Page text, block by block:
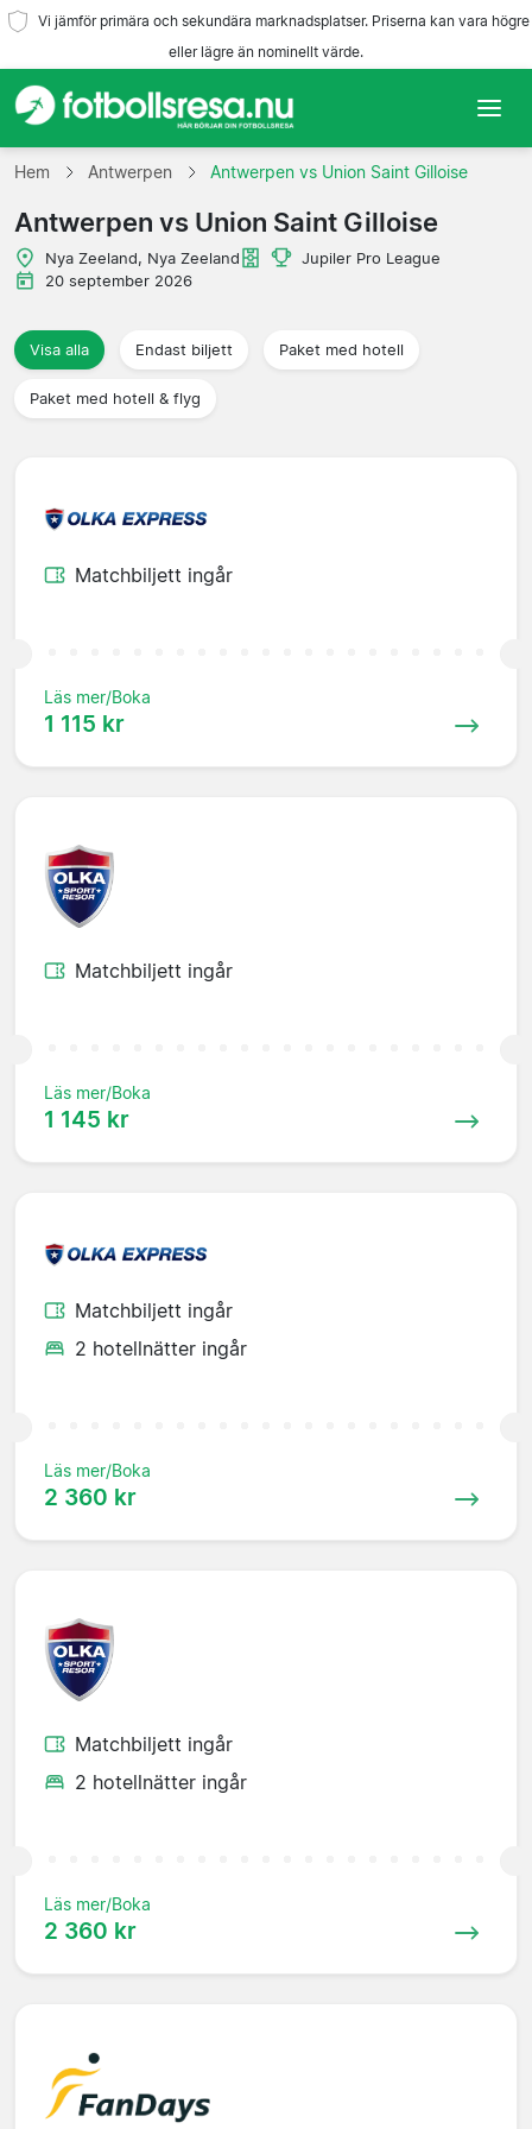
Vi jämför primära och sekundära marknadsplatser. Priserna kan vara högre
eller lägre än nominellt värde.
Hem
Lag
Ligor
Resebyråer
Hem Antwerpen Antwerpen vs Union Saint Gilloise
Antwerpen vs Union Saint Gilloise
Nya Zeeland, Nya Zeeland
Jupiler Pro League
20 september 2026
Visa alla Endast biljett Paket med hotell
Paket med hotell & flyg
Matchbiljett ingår
Läs mer/Boka
1 115 kr
Matchbiljett ingår
Läs mer/Boka
1 145 kr
Matchbiljett ingår
2 hotellnätter ingår
Läs mer/Boka
2 360 kr
Matchbiljett ingår
2 hotellnätter ingår
Läs mer/Boka
2 360 kr